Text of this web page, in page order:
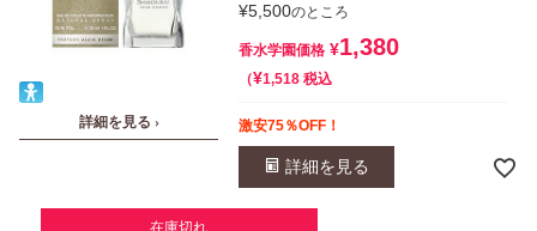
詳細を見る ›
¥5,500のところ
香水学園価格 ¥1,380
¥1,518 税込
激安75％OFF！
詳細を見る
在庫切れ